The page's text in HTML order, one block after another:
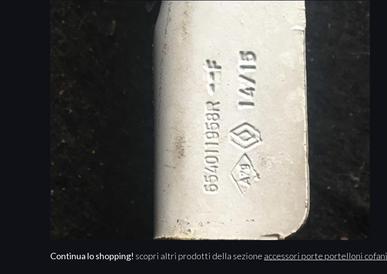
Continua lo shopping! scopri altri prodotti della sezione accessori porte portelloni cofani